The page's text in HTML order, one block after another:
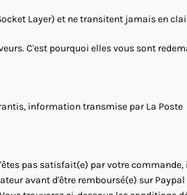
Layer) et ne transitent jamais en
C'est pourquoi elles vous sont
information transmise par La Poste
pas satisfait(e) par votre
avant d'être remboursé(e) sur